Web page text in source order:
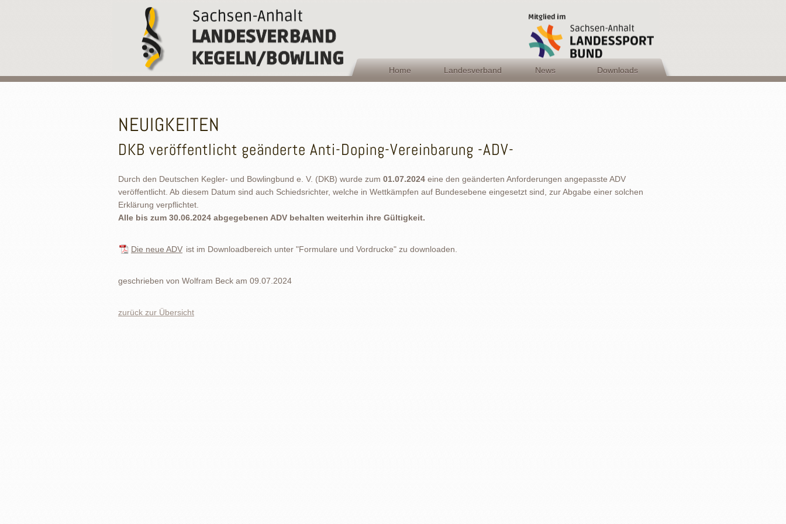
Home Landesverband News Downloads
NEUIGKEITEN
DKB veröffentlicht geänderte Anti-Doping-Vereinbarung -ADV-
Durch den Deutschen Kegler- und Bowlingbund e. V. (DKB) wurde zum 01.07.2024 eine den geänderten Anforderungen angepasste ADV
veröffentlicht. Ab diesem Datum sind auch Schiedsrichter, welche in Wettkämpfen auf Bundesebene eingesetzt sind, zur Abgabe einer solchen
Erklärung verpflichtet.
Alle bis zum 30.06.2024 abgegebenen ADV behalten weiterhin ihre Gültigkeit.
Die neue ADV ist im Downloadbereich unter "Formulare und Vordrucke" zu downloaden.
geschrieben von Wolfram Beck am 09.07.2024
zurück zur Übersicht